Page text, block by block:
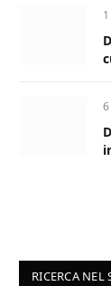
RICERCA NEL